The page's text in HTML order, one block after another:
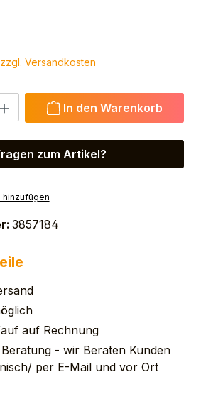
Versandkosten
Gib den gewünschten Wert ein
In den Warenkorb
zum Artikel?
hinzufügen
3857184
auf Rechnung
- wir Beraten Kunden
per E-Mail und vor Ort